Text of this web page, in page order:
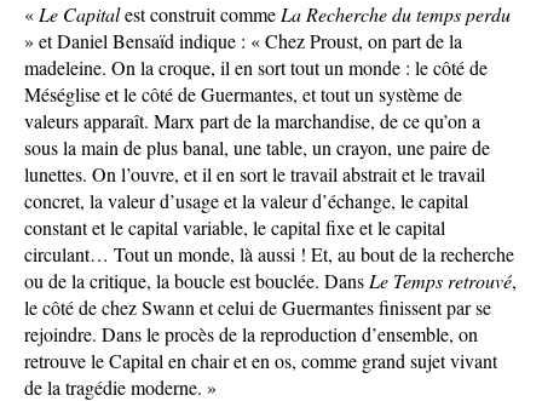
« Le Capitalest construit comme La Recherche du temps perdu
» et Daniel Bensaïd indique : « Chez Proust, on part de la
madeleine. On la croque, il en sort tout un monde : le côté de
Méséglise et le côté de Guermantes, et tout un système de
valeurs apparaît. Marx part de la marchandise, de ce qu’on a
sous la main de plus banal, une table, un crayon, une paire de
lunettes. On l’ouvre, et il en sort le travail abstrait et le travail
concret, la valeur d’usage et la valeur d’échange, le capital
constant et le capital variable, le capital fixe et le capital
circulant… Tout un monde, là aussi ! Et, au bout de la recherche
ou de la critique, la boucle est bouclée. Dans Le Temps retrouvé,
le côté de chez Swann et celui de Guermantes finissent par se
rejoindre. Dans le procès de la reproduction d’ensemble, on
retrouve le Capital en chair et en os, comme grand sujet vivant
de la tragédie moderne. »